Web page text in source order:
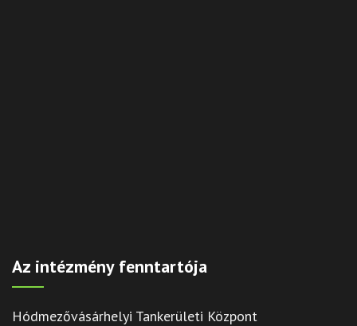
Az intézmény fenntartója
Hódmezővásárhelyi Tankerületi Központ